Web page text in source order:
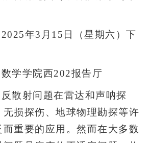
2025年3月15日（星期六）下
数学学院西202报告厅
反散射问题在雷达和声呐探
损探伤、地球物理勘探等许
重要的应用。然而在大多数